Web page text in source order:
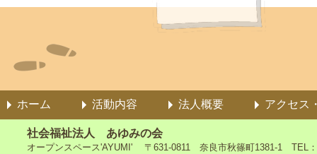
ホーム 活動内容 法人概要 アクセス
社会福祉法人 あゆみの会
オープンスペース'AYUMI' 〒631-0811 奈良市秋篠町1381-1 TEL